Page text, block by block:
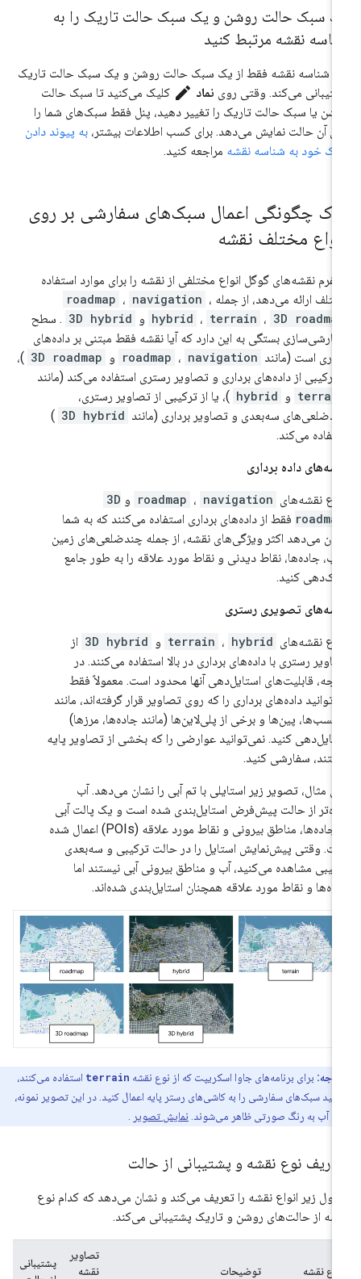
سبک حالت روشن و یک سبک حالت تاریک را به
نقشه مرتبط کنید
شناسه نقشه فقط از یک سبک حالت روشن و یک سبک حالت تاریک
می‌کند. وقتی روی نماد edit کلیک می‌کنید تا سبک حالت
یا سبک حالت تاریک را تغییر دهید، پنل فقط سبک‌های شما را
آن حالت نمایش می‌دهد. برای کسب اطلاعات بیشتر،به پیوند دادن
خود به شناسه نقشهمراجعه کنید.
چگونگی اعمال سبک‌های سفارشی بر روی
مختلف نقشه
نقشه‌های گوگل انواع مختلفی از نقشه را برای موارد استفاده
ارائه می‌دهد، از جمله
roadmap ، navigation ،
hybrid ، terrain ، 3D و 3D hybrid . سطح
بستگی به این دارد که آیا نقشه فقط مبتنی بر داده‌های
است (مانند
roadmap ، navigation و 3D roadmap
)،
ترکیبی از داده‌های برداری و تصاویر رستری استفاده می‌کند (مانند
و hybrid )، یا از ترکیبی از تصاویر رستری،
سه‌بعدی و تصاویر برداری (مانند 3D hybrid
)
می‌کند.
داده برداری
نقشه‌های roadmap ، navigation و3D
فقط از داده‌های برداری استفاده می‌کنند که به شما
می‌دهد اکثر ویژگی‌های نقشه، از جمله چندضلعی‌های زمین
جاده‌ها، نقاط دیدنی و نقاط مورد علاقه را به طور جامع
کنید.
تصویری رستری
نقشه‌های terrain ، hybrid و 3D hybrid از
رستری با داده‌های برداری در بالا استفاده می‌کنند. در
قابلیت‌های استایل‌دهی آنها محدود است. معمولاً فقط
داده‌های برداری را که روی تصاویر قرار گرفته‌اند، مانند
پین‌ها و برخی از پلی‌لاین‌ها (مانند جاده‌ها، مرزها)
کنید. نمی‌توانید عوارضی را که بخشی از تصاویر پایه
سفارشی کنید.
مثال، تصویر زیر استایلی با تم آبی را نشان می‌دهد. آب
از حالت پیش‌فرض استایل‌بندی شده است و یک پالت آبی
به جاده‌ها، مناطق بیرونی و نقاط مورد علاقه (POIs) اعمال شده
وقتی پیش‌نمایش استایل را در حالت ترکیبی و سه‌بعدی
مشاهده می‌کنید، آب و مناطق بیرونی آبی نیستند اما
و نقاط مورد علاقه همچنان استایل‌بندی شده‌اند.
برای برنامه‌های جاوا اسکریپت که از نوع نقشهterrainاستفاده می‌کنند،
سبک‌های سفارشی را به کاشی‌های رستر پایه اعمال کنید. در این تصویر نمونه،
و آب به رنگ صورتی ظاهر می‌شوند.نمایش تصویر.
نوع نقشه و پشتیبانی از حالت
زیر انواع نقشه را تعریف می‌کند و نشان می‌دهد که کدام نوع
از حالت‌های روشن و تاریک پشتیبانی می‌کند.
نوع نقشه توضیحات
تصاویر
نقشه
پشتیبانی